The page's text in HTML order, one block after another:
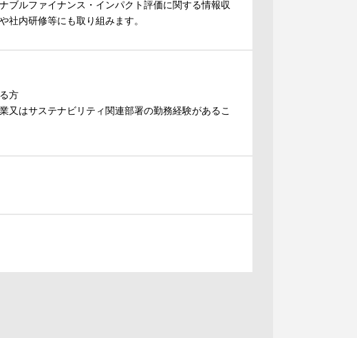
ブルファイナンス・インパクト評価に関する情報収
社内研修等にも取り組みます。
方
又はサステナビリティ関連部署の勤務経験があるこ